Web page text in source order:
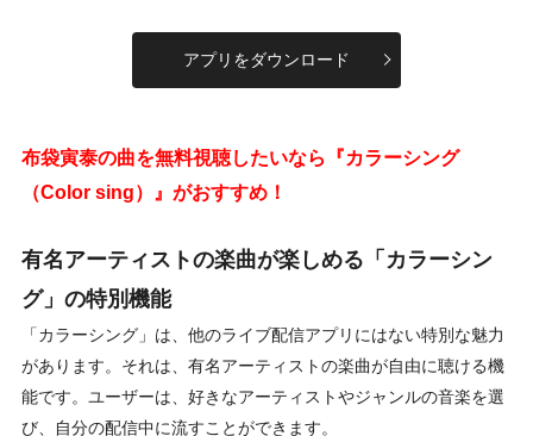
アプリをダウンロード
布袋寅泰の曲を無料視聴したいなら『カラーシング
（Color sing）』がおすすめ！
有名アーティストの楽曲が楽しめる「カラーシン
グ」の特別機能
「カラーシング」は、他のライブ配信アプリにはない特別な魅力
があります。それは、有名アーティストの楽曲が自由に聴ける機
能です。ユーザーは、好きなアーティストやジャンルの音楽を選
び、自分の配信中に流すことができます。